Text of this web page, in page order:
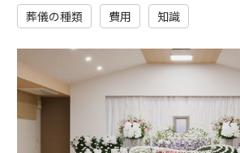
葬儀の種類 費用 知識